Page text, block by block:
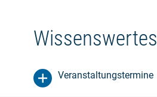
Wissenswertes
Veranstaltungstermine